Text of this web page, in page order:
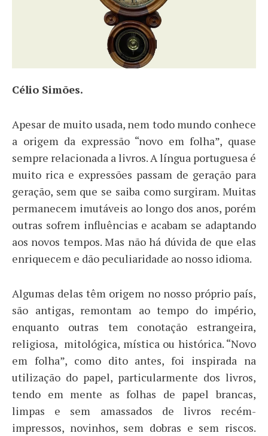
Célio Simões.
Apesar de muito usada, nem todo mundo conhece
a origem da expressão “novo em folha”, quase
sempre relacionada a livros. A língua portuguesa é
muito rica e expressões passam de geração para
geração, sem que se saiba como surgiram. Muitas
permanecem imutáveis ao longo dos anos, porém
outras sofrem influências e acabam se adaptando
aos novos tempos. Mas não há dúvida de que elas
enriquecem e dão peculiaridade ao nosso idioma.
Algumas delas têm origem no nosso próprio país,
são antigas, remontam ao tempo do império,
enquanto outras tem conotação estrangeira,
religiosa, mitológica, mística ou histórica. “Novo
em folha”, como dito antes, foi inspirada na
utilização do papel, particularmente dos livros,
tendo em mente as folhas de papel brancas,
limpas e sem amassados de livros recém-
impressos, novinhos, sem dobras e sem riscos.